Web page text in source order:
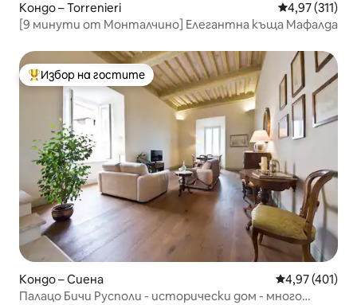
Кондо – Torrenieri Средна
4,97 (311)
[9 минути от Монталчино] Елегантна къща Мафалда
Най-популярен избор на гостите
Избор на гостите
Кондо – Сиена Средна
4,97 (401)
Палацо Бичи Русполи - исторически дом - много